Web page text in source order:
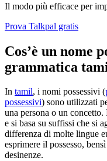
Il modo più efficace per
Prova Talkpal gratis
Cos’è un nome
grammatica
In tamil, i nomi possessivi (
possessivi) sono utilizzati
una persona o un
e si basa su suffissi che si
differenza di molte lingue
esprimere il possesso,
desinenze.